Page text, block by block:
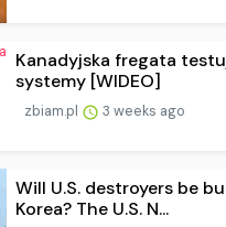
Kanadyjska fregata
systemy [WIDEO]
zbiam.pl 3 weeks ago
Will U.S. destroyers be
Korea? The U.S. N...